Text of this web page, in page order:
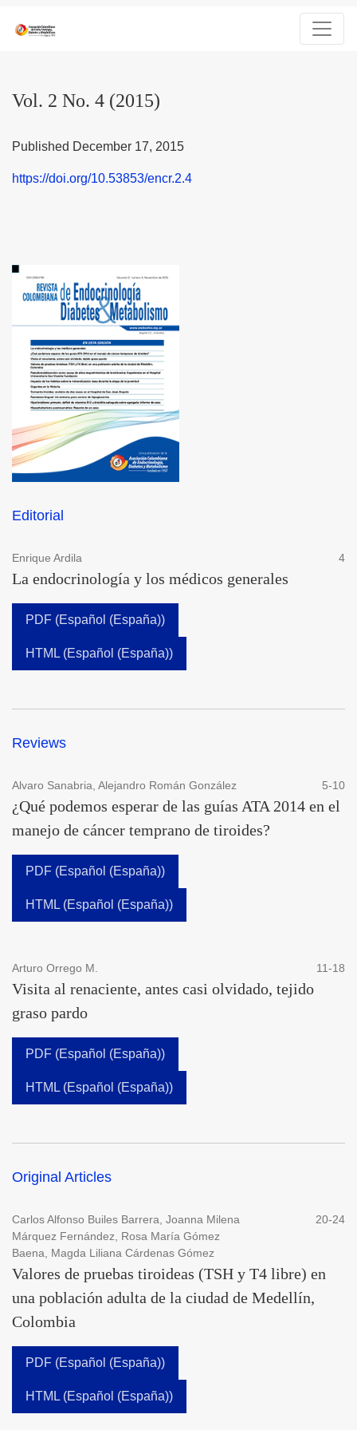
Vol. 2 No. 4 (2015)
Published December 17, 2015
https://doi.org/10.53853/encr.2.4
Editorial
Enrique Ardila 4
La endocrinología y los médicos generales
PDF (Español (España))
HTML (Español (España))
Reviews
Alvaro Sanabria, Alejandro Román González 5-10
¿Qué podemos esperar de las guías ATA 2014 en el
manejo de cáncer temprano de tiroides?
PDF (Español (España))
HTML (Español (España))
Arturo Orrego M. 11-18
Visita al renaciente, antes casi olvidado, tejido
graso pardo
PDF (Español (España))
HTML (Español (España))
Original Articles
Carlos Alfonso Builes Barrera, Joanna Milena
Márquez Fernández, Rosa María Gómez
Baena, Magda Liliana Cárdenas Gómez
20-24
Valores de pruebas tiroideas (TSH y T4 libre) en
una población adulta de la ciudad de Medellín,
Colombia
PDF (Español (España))
HTML (Español (España))